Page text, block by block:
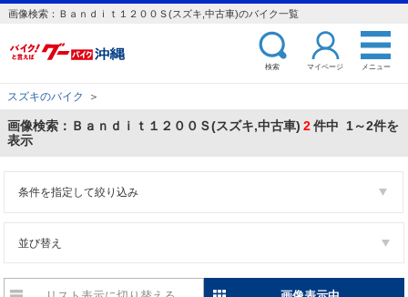
画像検索：Ｂａｎｄｉｔ１２００Ｓ(スズキ,中古車)のバイク一覧
検索 マイページ メニュー
スズキのバイク ＞
画像検索：Ｂａｎｄｉｔ１２００Ｓ(スズキ,中古車) 2件中 1～2件を
表示
条件を指定して絞り込み
並び替え